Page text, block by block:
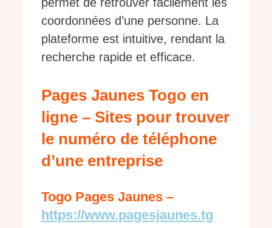
permet de retrouver facilement les
coordonnées d’une personne. La
plateforme est intuitive, rendant la
recherche rapide et efficace.
Pages Jaunes Togo en
ligne – Sites pour trouver
le numéro de téléphone
d’une entreprise
Togo Pages Jaunes –
https://www.pagesjaunes.tg